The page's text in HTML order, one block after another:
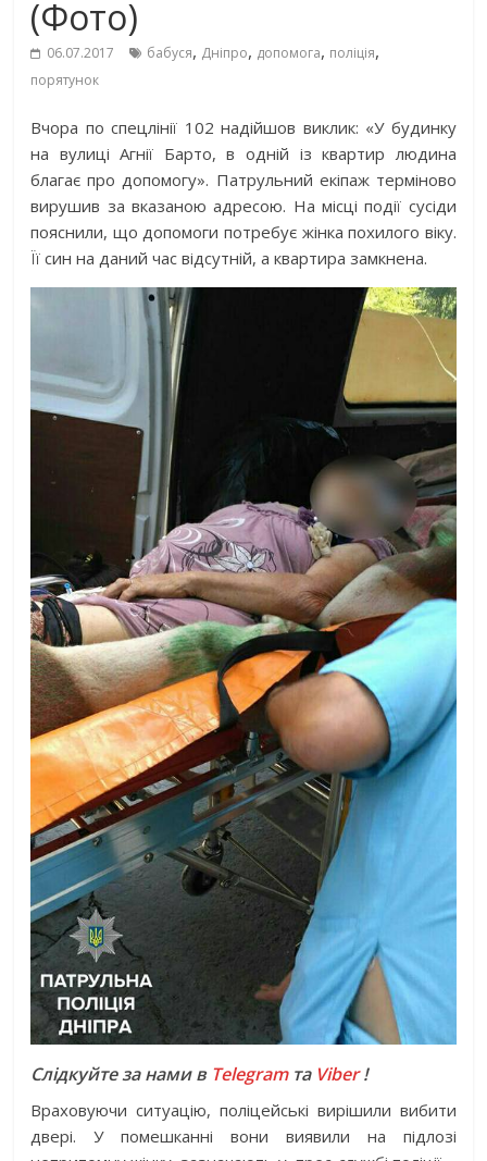
(Фото)
06.07.2017 бабуся, Дніпро, допомога, поліція,
порятунок
Вчора по спецлінії 102 надійшов виклик: «У будинку
на вулиці Агнії Барто, в одній із квартир людина
благає про допомогу». Патрульний екіпаж терміново
вирушив за вказаною адресою. На місці події сусіди
пояснили, що допомоги потребує жінка похилого віку.
Її син на даний час відсутній, а квартира замкнена.
Слідкуйте за нами в Telegramта Viber!
Враховуючи ситуацію, поліцейські вирішили вибити
двері. У помешканні вони виявили на підлозі